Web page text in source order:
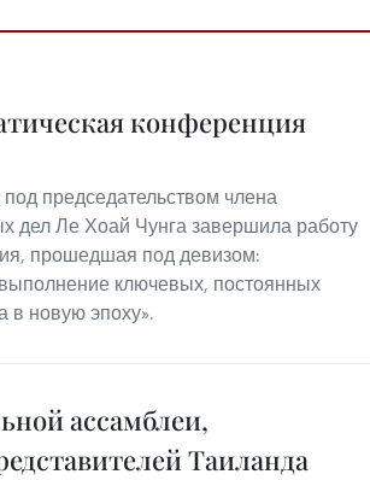
конференция
председательством члена
дел Ле Хоай Чунга завершила работу
прошедшая под девизом:
ключевых, постоянных
в новую эпоху».
ассамблеи,
Таиланда